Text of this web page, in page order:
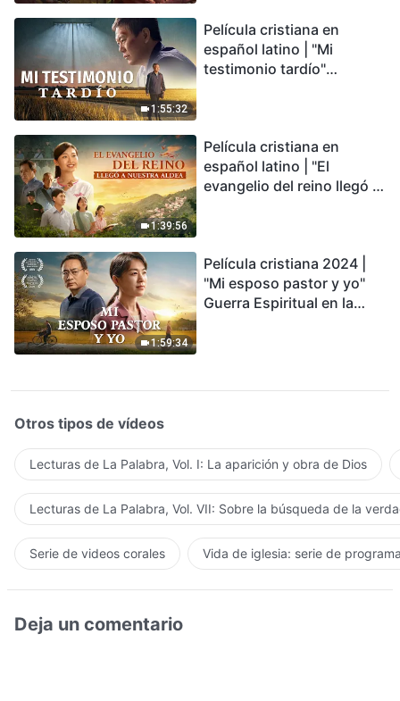
1:55:32
Película cristiana en
español latino | "Mi
testimonio tardío"
conmovedor
1:39:56
Película cristiana en
español latino | "El
evangelio del reino llegó a
1:59:34
Película cristiana 2024 |
"Mi esposo pastor y yo"
Guerra Espiritual en la
Otros tipos de vídeos
Lecturas de La Palabra, Vol. I: La aparición y obra de Dios
Lecturas de La Palabra, Vol. VII: Sobre la búsqueda de la
Serie de videos corales Vida de iglesia: serie de
Deja un comentario